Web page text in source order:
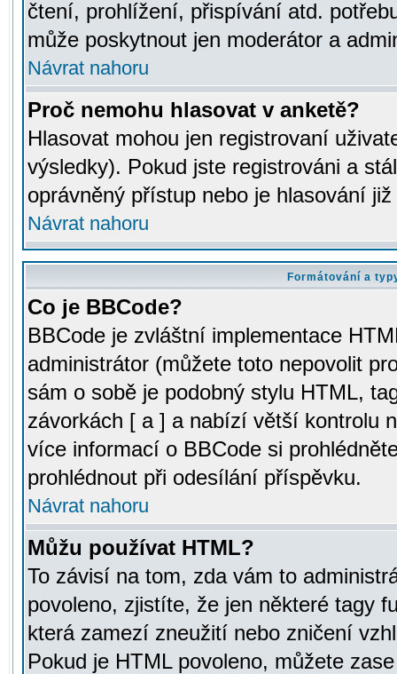
čtení, prohlížení, přispívání atd.
může poskytnout jen moderátor a
Návrat nahoru
Proč nemohu hlasovat v anketě?
Hlasovat mohou jen registrovaní
výsledky). Pokud jste registrováni a
oprávněný přístup nebo je hlasování
Návrat nahoru
Formátování a
Co je BBCode?
BBCode je zvláštní implementace
administrátor (můžete toto nepovolit
sám o sobě je podobný stylu HTML,
závorkách [ a ] a nabízí větší kontrolu
více informací o BBCode si
prohlédnout při odesílání příspěvku.
Návrat nahoru
Můžu používat HTML?
To závisí na tom, zda vám to
povoleno, zjistíte, že jen některé tagy
která zamezí zneužití nebo zničení
Pokud je HTML povoleno, můžete